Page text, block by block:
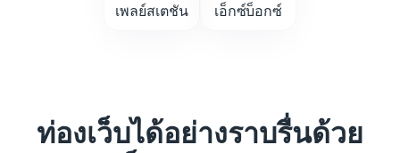
เพลย์สเตชัน
เอ็กซ์บ็อกซ์
ท่องเว็บได้อย่างราบรื่นด้วย